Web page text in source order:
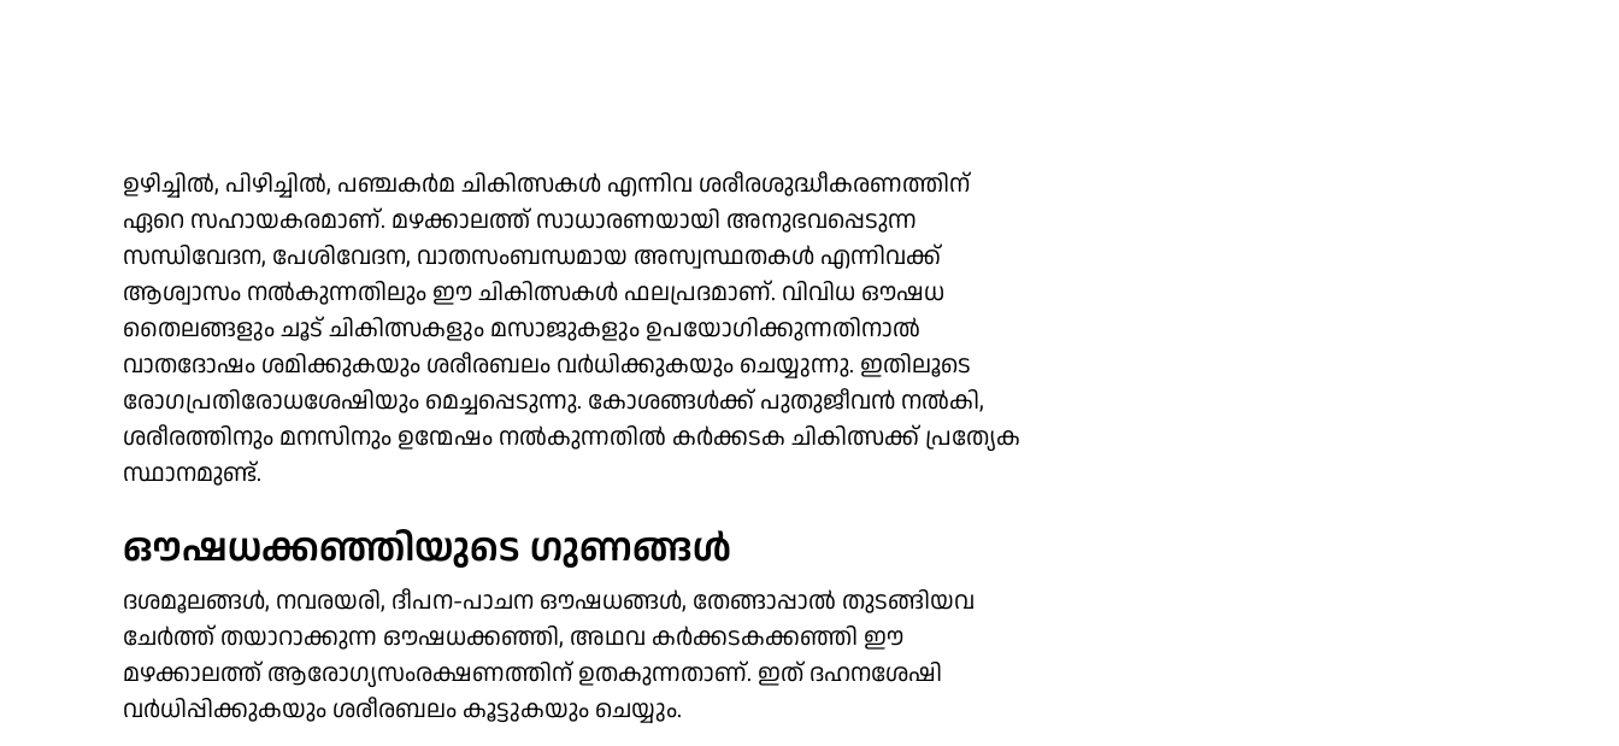
ഉഴിച്ചില്‍, പിഴിച്ചില്‍, പഞ്ചകര്‍മ ചികിത്സകള്‍ എന്നിവ ശരീരശുദ്ധീകരണത്തിന്
ഏറെ സഹായകരമാണ്. മഴക്കാലത്ത് സാധാരണയായി അനുഭവപ്പെടുന്ന
സന്ധിവേദന, പേശിവേദന, വാതസംബന്ധമായ അസ്വസ്ഥതകള്‍ എന്നിവക്ക്
ആശ്വാസം നല്‍കുന്നതിലും ഈ ചികിത്സകള്‍ ഫലപ്രദമാണ്. വിവിധ ഔഷധ
തൈലങ്ങളും ചൂട് ചികിത്സകളും മസാജുകളും ഉപയോഗിക്കുന്നതിനാല്‍
വാതദോഷം ശമിക്കുകയും ശരീരബലം വര്‍ധിക്കുകയും ചെയ്യുന്നു. ഇതിലൂടെ
രോഗപ്രതിരോധശേഷിയും മെച്ചപ്പെടുന്നു. കോശങ്ങള്‍ക്ക് പുതുജീവന്‍ നല്‍കി,
ശരീരത്തിനും മനസിനും ഉന്മേഷം നല്‍കുന്നതില്‍ കര്‍ക്കടക ചികിത്സക്ക് പ്രത്യേക
സ്ഥാനമുണ്ട്.
ഔഷധക്കഞ്ഞിയുടെ ഗുണങ്ങള്‍
ദശമൂലങ്ങള്‍, നവരയരി, ദീപന-പാചന ഔഷധങ്ങള്‍, തേങ്ങാപ്പാല്‍ തുടങ്ങിയവ
ചേര്‍ത്ത് തയാറാക്കുന്ന ഔഷധക്കഞ്ഞി, അഥവ കര്‍ക്കടകക്കഞ്ഞി ഈ
മഴക്കാലത്ത് ആരോഗ്യസംരക്ഷണത്തിന് ഉതകുന്നതാണ്. ഇത് ദഹനശേഷി
വര്‍ധിപ്പിക്കുകയും ശരീരബലം കൂട്ടുകയും ചെയ്യും.